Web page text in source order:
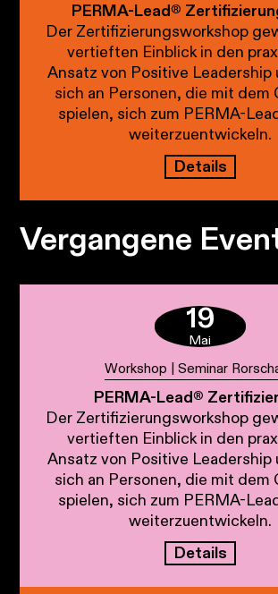
PERMA-Lead®
Der Zertifizierungsworkshop
vertieften Einblick in den
Ansatz von Positive
sich an Personen, die mit dem
spielen, sich zum PERMA-
weiterzuentwickeln.
Details
Vergangene
19
Mai
Workshop | Seminar
PERMA-Lead®
Der Zertifizierungsworkshop
vertieften Einblick in den
Ansatz von Positive
sich an Personen, die mit dem
spielen, sich zum PERMA-
weiterzuentwickeln.
Details